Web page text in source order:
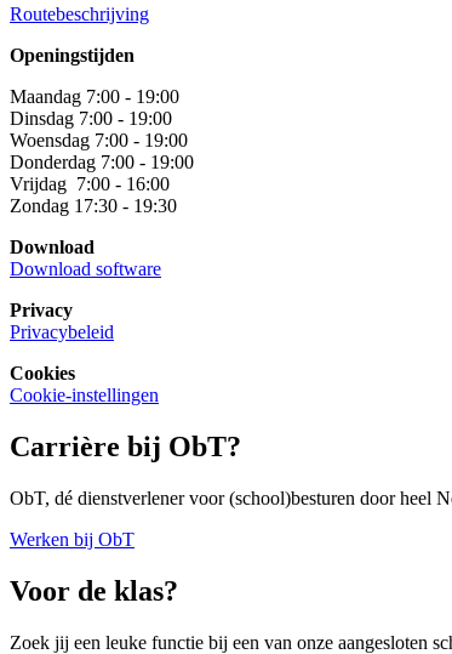
Routebeschrijving
Openingstijden
Maandag 7:00 - 19:00
Dinsdag 7:00 - 19:00
Woensdag 7:00 - 19:00
Donderdag 7:00 - 19:00
Vrijdag 7:00 - 16:00
Zondag 17:30 - 19:30
Download
Download software
Privacy
Privacybeleid
Cookies
Cookie-instellingen
Carrière bij ObT?
ObT, dé dienstverlener voor (school)besturen door heel
Werken bij ObT
Voor de klas?
Zoek jij een leuke functie bij een van onze aangesloten